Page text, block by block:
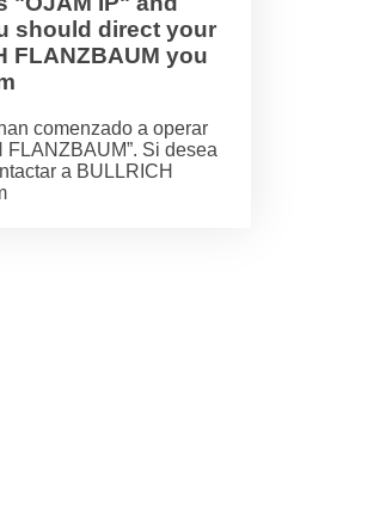
should direct your
FLANZBAUM you
comenzado a operar
FLANZBAUM”. Si desea
a BULLRICH